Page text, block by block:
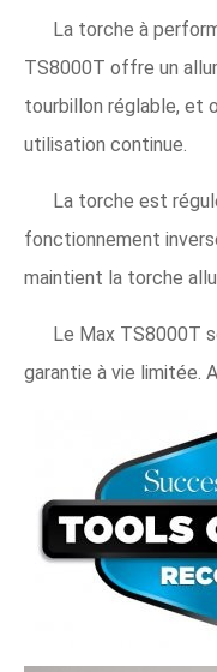
La torche à
TS8000T offre un
tourbillon réglable, et
utilisation continue.
La torche est
fonctionnement
maintient la torche
Le Max TS8000T
garantie à vie limitée.